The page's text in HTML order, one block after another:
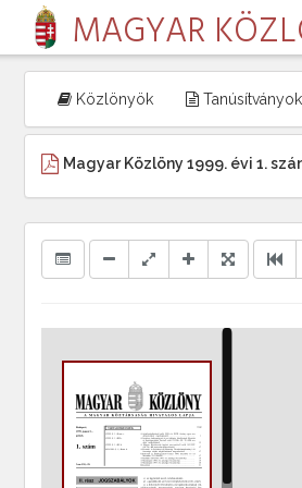
MAGYAR
Közlönyök Tanúsítványok
Magyar Közlöny 1999. évi 1.